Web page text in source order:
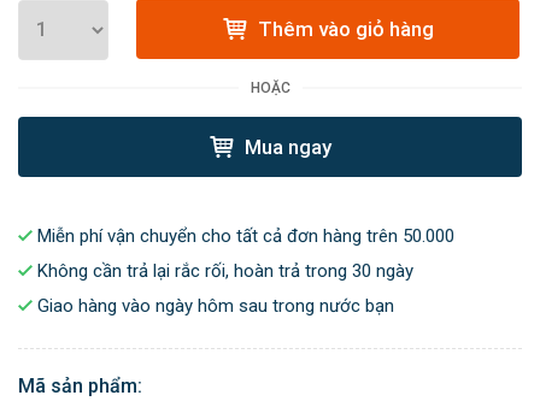
Thêm vào giỏ hàng
HOẶC
Mua ngay
Miễn phí vận chuyển cho tất cả đơn hàng trên 50.000
Không cần trả lại rắc rối, hoàn trả trong 30 ngày
Giao hàng vào ngày hôm sau trong nước bạn
Mã sản phẩm: